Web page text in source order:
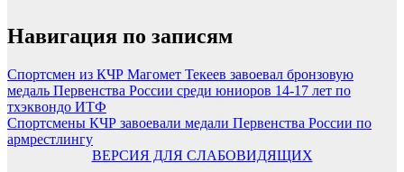
Навигация по записям
Спортсмен из КЧР Магомет Текеев завоевал бронзовую
медаль Первенства России среди юниоров 14-17 лет по
тхэквондо ИТФ
Спортсмены КЧР завоевали медали Первенства России по
армрестлингу
ВЕРСИЯ ДЛЯ СЛАБОВИДЯЩИХ